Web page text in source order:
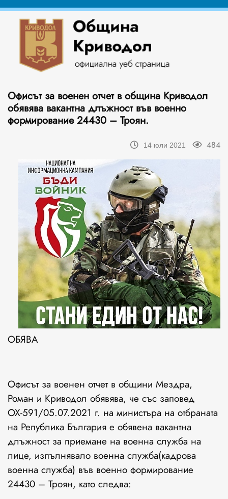
Офисът за военен отчет в община Криводол
обявява вакантна длъжност във военно
формирование 24430 – Троян.
14 юли 2021 484
ОБЯВА
Офисът за военен отчет в общини Мездра,
Роман и Криводол обявява, че със заповед
ОХ-591/05.07.2021 г. на министъра на отбраната
на Република България е обявена вакантна
длъжност за приемане на военна служба на
лице, изпълнявало военна служба(кадрова
военна служба) във военно формирование
24430 – Троян, като следва: